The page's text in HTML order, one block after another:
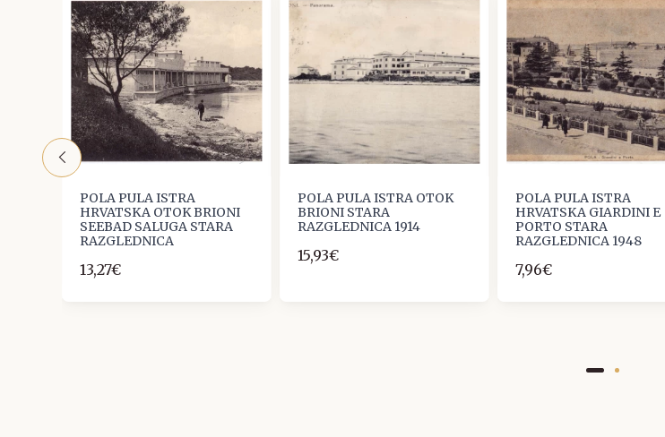
POLA PULA ISTRA
HRVATSKA OTOK BRIONI
SEEBAD SALUGA STARA
RAZGLEDNICA
13,27€
POLA PULA ISTRA OTOK
BRIONI STARA
RAZGLEDNICA 1914
15,93€
POLA PULA ISTRA
HRVATSKA GIARDINI E
PORTO STARA
RAZGLEDNICA 1948
7,96€